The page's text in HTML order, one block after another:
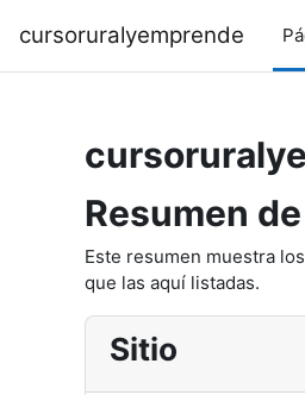
cursoruralyemprende
Resumen
Este resumen muestra
que las aquí listadas.
Sitio